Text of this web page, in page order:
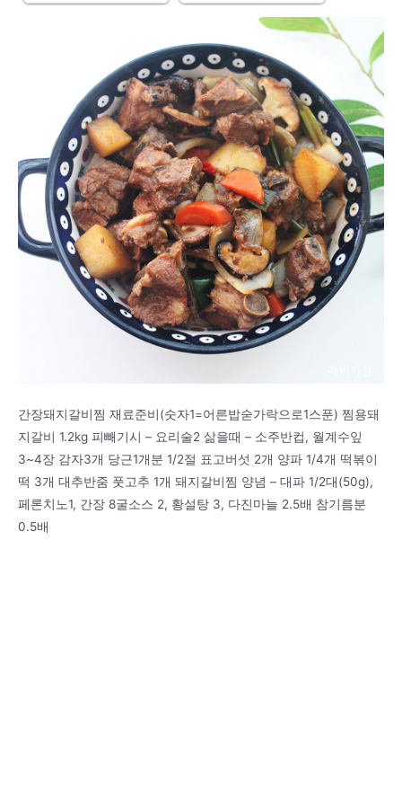
간장돼지갈비찜 재료준비(숫자1=어른밥숟가락으로1스푼) 찜용돼
지갈비 1.2kg 피빼기시 – 요리술2 삶을때 – 소주반컵, 월계수잎
3~4장 감자3개 당근1개분 1/2절 표고버섯 2개 양파 1/4개 떡볶이
떡 3개 대추반줌 풋고추 1개 돼지갈비찜 양념 – 대파 1/2대(50g),
페론치노1, 간장 8굴소스 2, 황설탕 3, 다진마늘 2.5배 참기름분
0.5배